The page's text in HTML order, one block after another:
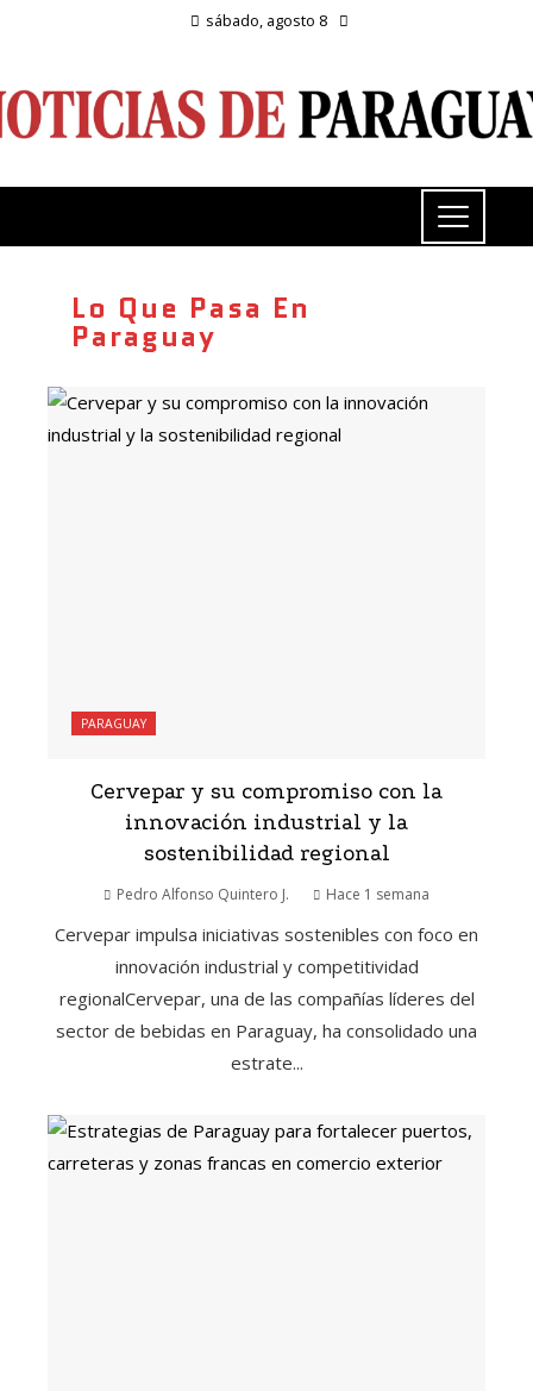
sábado, agosto 8
Lo Que Pasa En
Paraguay
PARAGUAY
Cervepar y su compromiso con la
innovación industrial y la
sostenibilidad regional
Pedro Alfonso Quintero J. Hace 1 semana
Cervepar impulsa iniciativas sostenibles con foco en
innovación industrial y competitividad
regionalCervepar, una de las compañías líderes del
sector de bebidas en Paraguay, ha consolidado una
estrate...